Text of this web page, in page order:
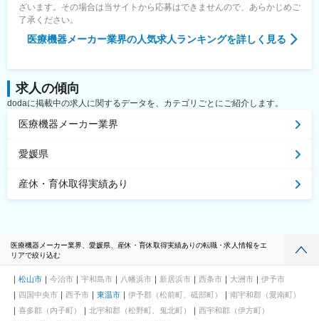
ざいます。その場合は当サイトから応募はできませんので、あらかじめご
了承ください。
医療機器メーカー業界の人気求人ランキングを詳しく見る
求人の傾向
dodaに掲載中の求人に関するデータを、カテゴリごとにご紹介します。
医療機器メーカー業界
愛媛県
産休・育休取得実績あり
医療機器メーカー業界、愛媛県、産休・育休取得実績ありの転職・求人情報をエ
リアで絞り込む
松山市 今治市 宇和島市 八幡浜市 新居浜市 西条市 大洲市
伊予市
四国中央市
西予市 東温市 伊予郡（松前町、砥部町）
南宇和郡（愛南町）
喜多郡（内子町）
北宇和郡（松野町、鬼北町）
西宇和郡（伊方町）